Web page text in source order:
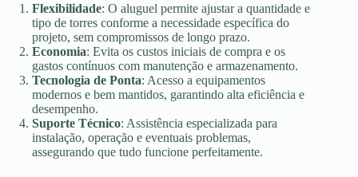
Flexibilidade: O aluguel permite ajustar a quantidade e
tipo de torres conforme a necessidade específica do
projeto, sem compromissos de longo prazo.
Economia: Evita os custos iniciais de compra e os
gastos contínuos com manutenção e armazenamento.
Tecnologia de Ponta: Acesso a equipamentos
modernos e bem mantidos, garantindo alta eficiência e
desempenho.
Suporte Técnico: Assistência especializada para
instalação, operação e eventuais problemas,
assegurando que tudo funcione perfeitamente.